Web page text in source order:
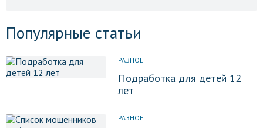
Популярные статьи
РАЗНОЕ
Подработка для детей 12
лет
РАЗНОЕ